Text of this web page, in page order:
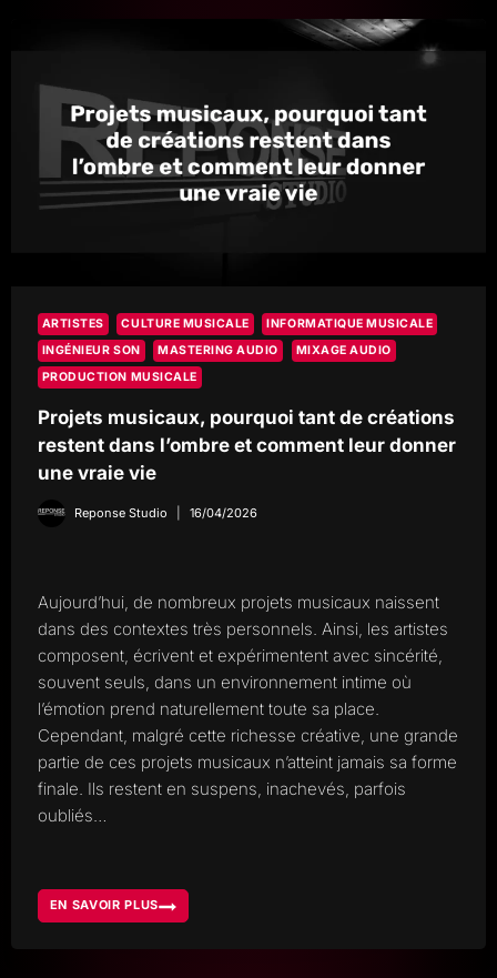
ARTISTES CULTURE MUSICALE
INFORMATIQUE MUSICALE
INGÉNIEUR SON
MASTERING AUDIO
MIXAGE AUDIO
PRODUCTION MUSICALE
Projets musicaux, pourquoi tant de créations
restent dans l’ombre et comment leur donner
une vraie vie
Reponse Studio 16/04/2026
Aujourd’hui, de nombreux projets musicaux naissent
dans des contextes très personnels. Ainsi, les artistes
composent, écrivent et expérimentent avec sincérité,
souvent seuls, dans un environnement intime où
l’émotion prend naturellement toute sa place.
Cependant, malgré cette richesse créative, une grande
partie de ces projets musicaux n’atteint jamais sa forme
finale. Ils restent en suspens, inachevés, parfois
oubliés…
EN SAVOIR PLUS
PROJETS
MUSICAUX,